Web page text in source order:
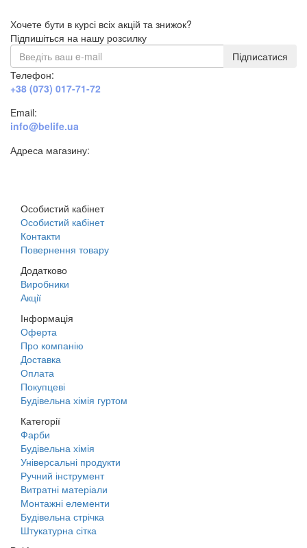
Хочете бути в курсі всіх акцій та знижок?
Підпишіться на нашу розсилку
Підписатися
Телефон:
+38 (073) 017-71-72
Email:
info@belife.ua
Адреса магазину:
Особистий кабінет
Особистий кабінет
Контакти
Повернення товару
Додатково
Виробники
Акції
Інформація
Оферта
Про компанію
Доставка
Оплата
Покупцеві
Будівельна хімія гуртом
Категорії
Фарби
Будівельна хімія
Універсальні продукти
Ручний інструмент
Витратні матеріали
Монтажні елементи
Будівельна стрічка
Штукатурна сітка